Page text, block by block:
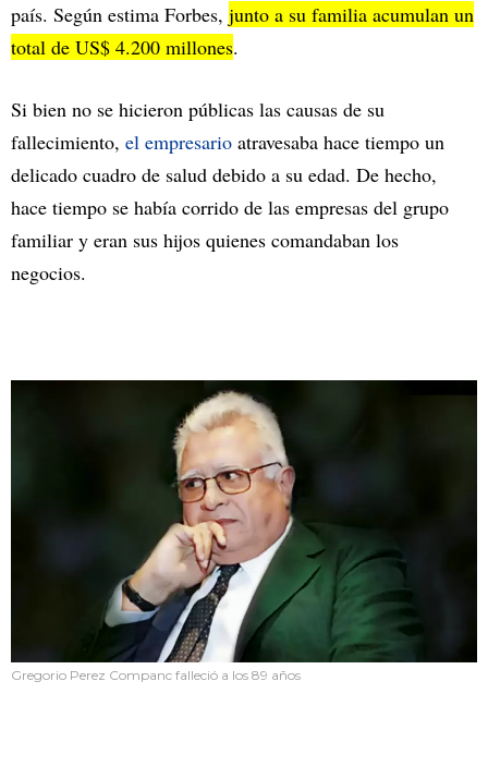
país. Según estima Forbes, junto a su familia acumulan un
total de US$ 4.200 millones.
Si bien no se hicieron públicas las causas de su
fallecimiento, el empresario atravesaba hace tiempo un
delicado cuadro de salud debido a su edad. De hecho,
hace tiempo se había corrido de las empresas del grupo
familiar y eran sus hijos quienes comandaban los
negocios.
Gregorio Perez Companc falleció a los 89 años